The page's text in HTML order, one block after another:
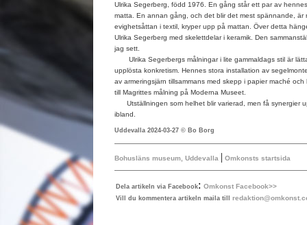
Ulrika Segerberg, född 1976. En gång står ett par av
matta. En annan gång, och det blir det mest spännande, är
evighetsåttan i textil, kryper upp på mattan. Över detta
Ulrika Segerberg med skelettdelar i keramik. Den
jag sett.
Ulrika Segerbergs målningar i lite gammaldags stil är
upplösta konkretism. Hennes stora installation av
av armeringsjärn tillsammans med skepp i papier maché
till Magrittes målning på Moderna Museet.
Utställningen som helhet blir varierad, men få synergier
ibland.
Uddevalla 2024-03-27 © Bo Borg
Bohusläns museum, Uddevalla | Omkonsts startsida
Dela artikeln via Facebook: Omkonst Facebook>>
Vill du kommentera artikeln maila till